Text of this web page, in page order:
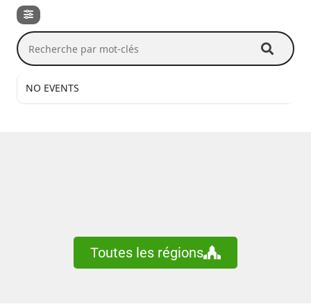
Recherche par mot-clés
NO EVENTS
Toutes les régions